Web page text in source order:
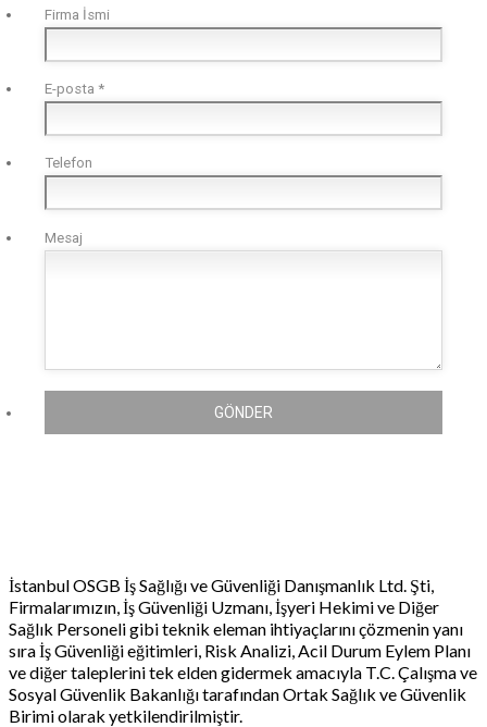
Firma İsmi
E-posta *
Telefon
Mesaj
GÖNDER
İstanbul OSGB İş Sağlığı ve Güvenliği Danışmanlık Ltd. Şti,
Firmalarımızın, İş Güvenliği Uzmanı, İşyeri Hekimi ve Diğer
Sağlık Personeli gibi teknik eleman ihtiyaçlarını çözmenin yanı
sıra İş Güvenliği eğitimleri, Risk Analizi, Acil Durum Eylem Planı
ve diğer taleplerini tek elden gidermek amacıyla T.C. Çalışma ve
Sosyal Güvenlik Bakanlığı tarafından Ortak Sağlık ve Güvenlik
Birimi olarak yetkilendirilmiştir.